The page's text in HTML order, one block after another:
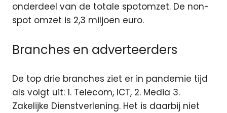
onderdeel van de totale spotomzet. De non-
spot omzet is 2,3 miljoen euro.
Branches en adverteerders
De top drie branches ziet er in pandemie tijd
als volgt uit: 1. Telecom, ICT, 2. Media 3.
Zakelijke Dienstverlening. Het is daarbij niet